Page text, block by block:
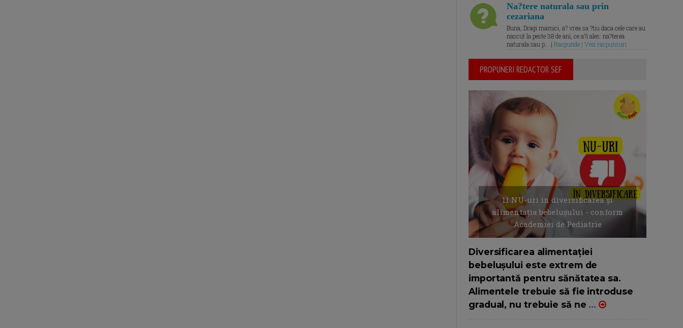
Na?tere naturala sau prin
cezariana
Buna, Dragi mamici, a? vrea sa ?tiu daca cele care au
nascut la peste 38 de ani, ce a?i ales: na?terea
naturala sau p... | Raspunde | Vezi raspunsuri
PROPUNERI REDACTOR SEF
11 NU-uri in diversificarea și
alimentația bebelușului - conform
Academiei de Pediatrie
Diversificarea alimentației
bebelușului este extrem de
importantă pentru sănătatea sa.
Alimentele trebuie să fie introduse
gradual, nu trebuie să ne ...